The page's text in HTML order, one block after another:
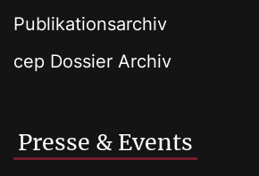
Publikationsarchiv
cep Dossier Archiv
Presse & Events